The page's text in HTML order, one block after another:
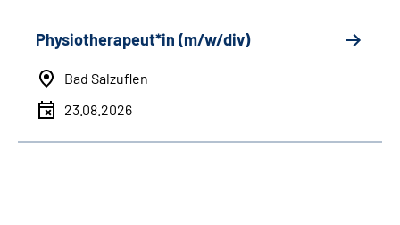
Physiotherapeut*in (m/w/div)
Bad Salzuflen
23.08.2026